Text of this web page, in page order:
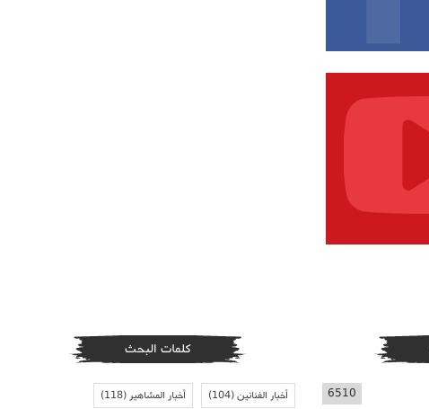
6510
كلمات البحث
أخبار الفنانين(104) أخبار المشاهير(118)